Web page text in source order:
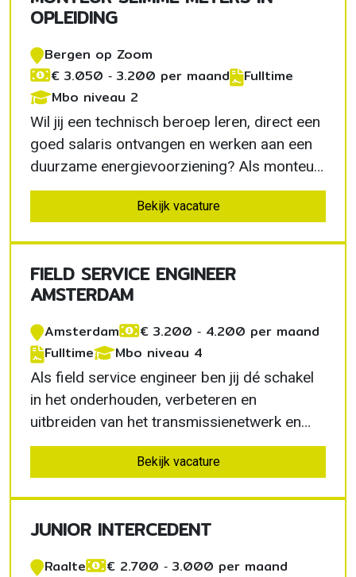
OPLEIDING
Bergen op Zoom
€ 3.050 ‐ 3.200 per maand
Fulltime
Mbo niveau 2
Wil jij een technisch beroep leren, direct een
goed salaris ontvangen en werken aan een
duurzame energievoorziening? Als monteur
slimme meters in opleiding in Bergen op
Zoom krijg je de kans om een erkend vak te
technieken en groeit…
Bekijk vacature
FIELD SERVICE ENGINEER
AMSTERDAM
Amsterdam
€ 3.200 ‐ 4.200 per maand
Fulltime
Mbo niveau 4
Als field service engineer ben jij dé schakel
in het onderhouden, verbeteren en
uitbreiden van het transmissienetwerk en
datacenters. Dankzij jouw technische kennis
blijven systemen optimaal functioneren en
uiteenlopende projecten…
Bekijk vacature
JUNIOR INTERCEDENT
Raalte € 2.700 ‐ 3.000 per maand